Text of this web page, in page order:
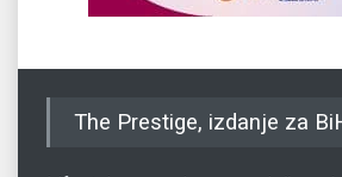
The Prestige, izdanje za